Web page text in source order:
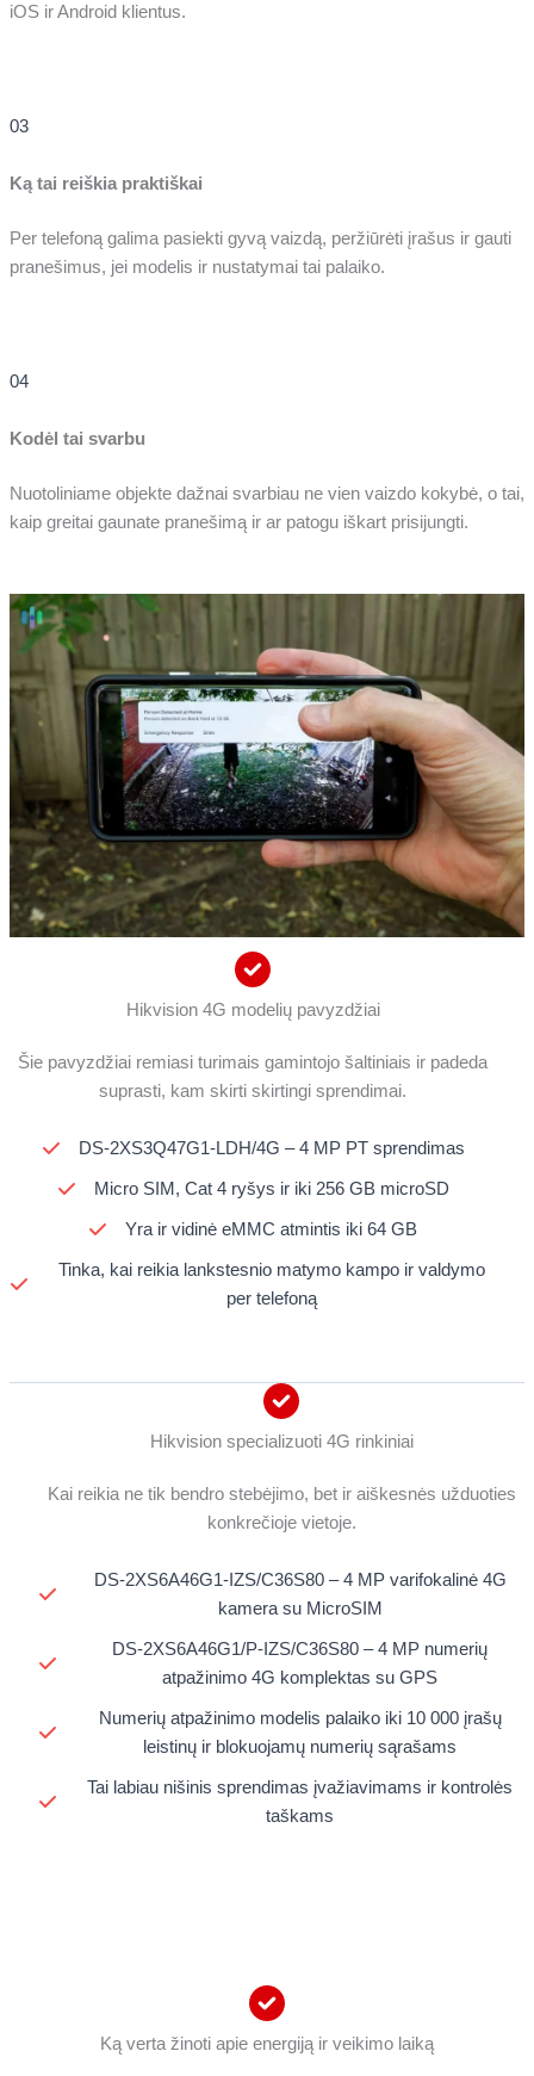
iOS ir Android klientus.
03
Ką tai reiškia praktiškai
Per telefoną galima pasiekti gyvą vaizdą, peržiūrėti įrašus ir gauti
pranešimus, jei modelis ir nustatymai tai palaiko.
04
Kodėl tai svarbu
Nuotoliniame objekte dažnai svarbiau ne vien vaizdo kokybė, o tai,
kaip greitai gaunate pranešimą ir ar patogu iškart prisijungti.
Hikvision 4G modelių pavyzdžiai
Šie pavyzdžiai remiasi turimais gamintojo šaltiniais ir padeda
suprasti, kam skirti skirtingi sprendimai.
DS-2XS3Q47G1-LDH/4G – 4 MP PT sprendimas
Micro SIM, Cat 4 ryšys ir iki 256 GB microSD
Yra ir vidinė eMMC atmintis iki 64 GB
Tinka, kai reikia lankstesnio matymo kampo ir valdymo
per telefoną
Hikvision specializuoti 4G rinkiniai
Kai reikia ne tik bendro stebėjimo, bet ir aiškesnės užduoties
konkrečioje vietoje.
DS-2XS6A46G1-IZS/C36S80 – 4 MP varifokalinė 4G
kamera su MicroSIM
DS-2XS6A46G1/P-IZS/C36S80 – 4 MP numerių
atpažinimo 4G komplektas su GPS
Numerių atpažinimo modelis palaiko iki 10 000 įrašų
leistinų ir blokuojamų numerių sąrašams
Tai labiau nišinis sprendimas įvažiavimams ir kontrolės
taškams
Ką verta žinoti apie energiją ir veikimo laiką